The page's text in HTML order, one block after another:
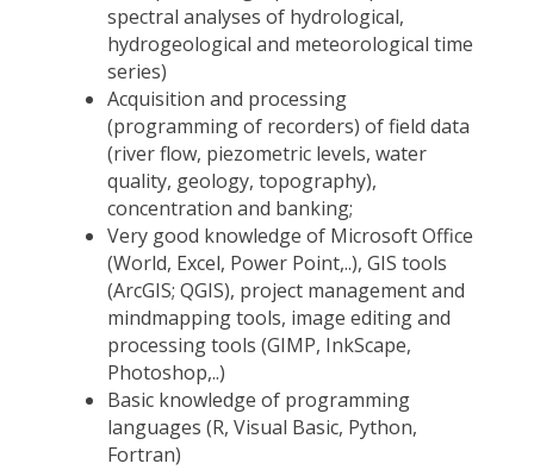
spectral analyses of hydrological,
hydrogeological and meteorological time
series)
Acquisition and processing
(programming of recorders) of field data
(river flow, piezometric levels, water
quality, geology, topography),
concentration and banking;
Very good knowledge of Microsoft Office
(World, Excel, Power Point,..), GIS tools
(ArcGIS; QGIS), project management and
mindmapping tools, image editing and
processing tools (GIMP, InkScape,
Photoshop,..)
Basic knowledge of programming
languages (R, Visual Basic, Python,
Fortran)